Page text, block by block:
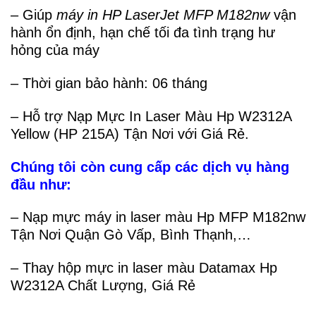
– Giúp máy in HP LaserJet MFP M182nwvận
hành ổn định, hạn chế tối đa tình trạng hư
hỏng của máy
– Thời gian bảo hành: 06 tháng
– Hỗ trợ Nạp Mực In Laser Màu Hp W2312A
Yellow (HP 215A) Tận Nơi với Giá Rẻ.
Chúng tôi còn cung cấp các dịch vụ hàng
đầu như:
– Nạp mực máy in laser màu Hp MFP M182nw
Tận Nơi Quận Gò Vấp, Bình Thạnh,…
– Thay hộp mực in laser màu Datamax Hp
W2312A Chất Lượng, Giá Rẻ